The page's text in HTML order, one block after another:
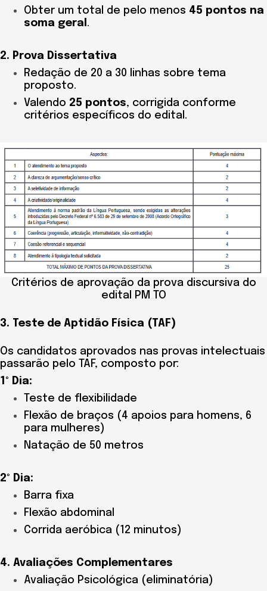
Obter um total de pelo menos 45 pontos na
soma geral .
2. Prova Dissertativa
Redação de 20 a 30 linhas sobre tema
proposto.
Valendo 25 pontos, corrigida conforme
critérios específicos do edital.
Critérios de aprovação da prova discursiva do
edital PM TO
3. Teste de Aptidão Física (TAF)
Os candidatos aprovados nas provas intelectuais
passarão pelo TAF, composto por:
1º Dia:
Teste de flexibilidade
Flexão de braços (4 apoios para homens, 6
para mulheres)
Natação de 50 metros
2º Dia:
Barra fixa
Flexão abdominal
Corrida aeróbica (12 minutos)
4. Avaliações Complementares
Avaliação Psicológica (eliminatória)